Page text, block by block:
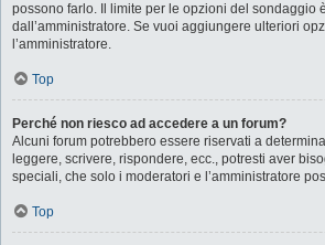
possono farlo. Il limite per le opzioni del sondaggio
dall’amministratore. Se vuoi aggiungere ulteriori
l’amministratore.
Top
Perché non riesco ad accedere a un forum?
Alcuni forum potrebbero essere riservati a
leggere, scrivere, rispondere, ecc., potresti aver
speciali, che solo i moderatori e l’amministratore
Top